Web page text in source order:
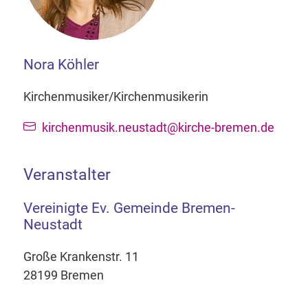
Nora Köhler
Kirchenmusiker/Kirchenmusikerin
kirchenmusik.neustadt@kirche-bremen.de
Veranstalter
Vereinigte Ev. Gemeinde Bremen-
Neustadt
Große Krankenstr. 11
28199 Bremen